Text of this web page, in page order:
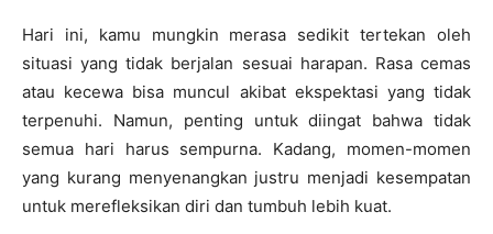
Hari ini, kamu mungkin merasa sedikit tertekan oleh
situasi yang tidak berjalan sesuai harapan. Rasa cemas
atau kecewa bisa muncul akibat ekspektasi yang tidak
terpenuhi. Namun, penting untuk diingat bahwa tidak
semua hari harus sempurna. Kadang, momen-momen
yang kurang menyenangkan justru menjadi kesempatan
untuk merefleksikan diri dan tumbuh lebih kuat.